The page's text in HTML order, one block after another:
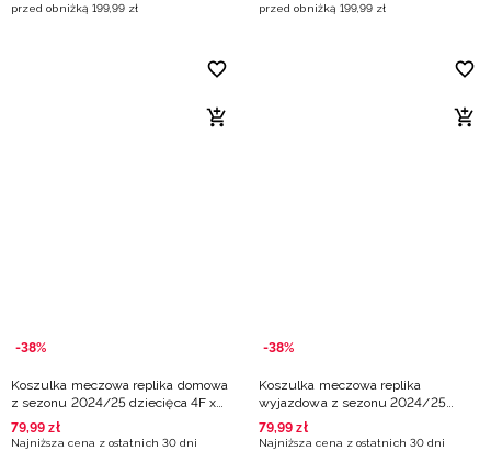
przed obniżką 199,99 zł
przed obniżką 199,99 zł
-38%
Koszulka meczowa replika domowa
z sezonu 2024/25 dziecięca 4F x
Polonia Warszawa - multikolor
79,99 zł
Najniższa cena z ostatnich 30 dni
-38%
Koszulka meczowa replika
wyjazdowa z sezonu 2024/25
dziecięca 4F x Polonia Warszawa -
multikolor
79,99 zł
Najniższa cena z ostatnich 30 dni